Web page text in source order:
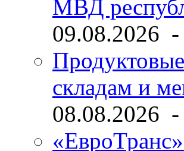
МВД
09.08.2026 -
складам и
08.08.2026 -